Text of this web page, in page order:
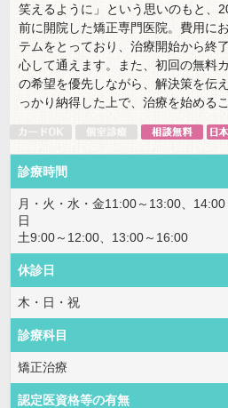
笑えるように」という思いのもと、
前に開院した矯正専門医院。費用に
テムをとっており、治療開始から終
心して通えます。また、初回の無料
の希望を優先しながら、解決策を伝
っかり納得した上で、治療を始める
診療時間
月・火・水・金11:00～13:00、
日
土9:00～12:00、13:00～16:00
休診日
木・日・祝
診療科目
矯正治療
認定医資格等の有無